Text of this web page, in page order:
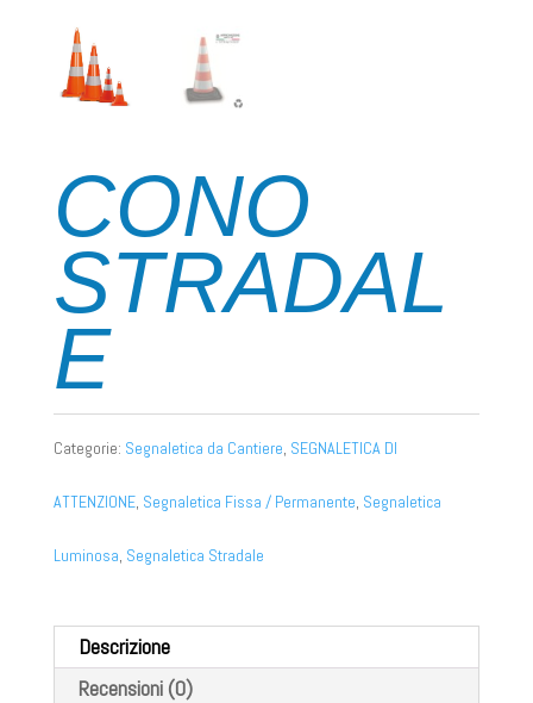
CONO
STRADAL
E
Categorie: Segnaletica da Cantiere, SEGNALETICA DI
ATTENZIONE, Segnaletica Fissa / Permanente, Segnaletica
Luminosa, Segnaletica Stradale
Descrizione
Recensioni (0)